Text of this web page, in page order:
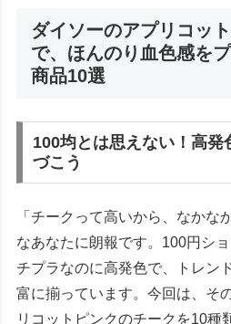
ダイソーのアプリコッ
で、ほんのり血色感を
商品10選
100均とは思えない！高発
づこう
「チークって高いから、なか
なあなたに朗報です。100円シ
チプラなのに高発色で、トレン
富に揃っています。今回は、そ
リコットピンクのチークを10種